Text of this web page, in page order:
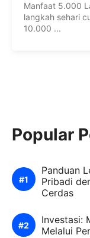
Manfaat 5.000
langkah sehari
10.000 ...
Popular
Panduan
Pribadi
Cerdas
Investasi:
Melalui